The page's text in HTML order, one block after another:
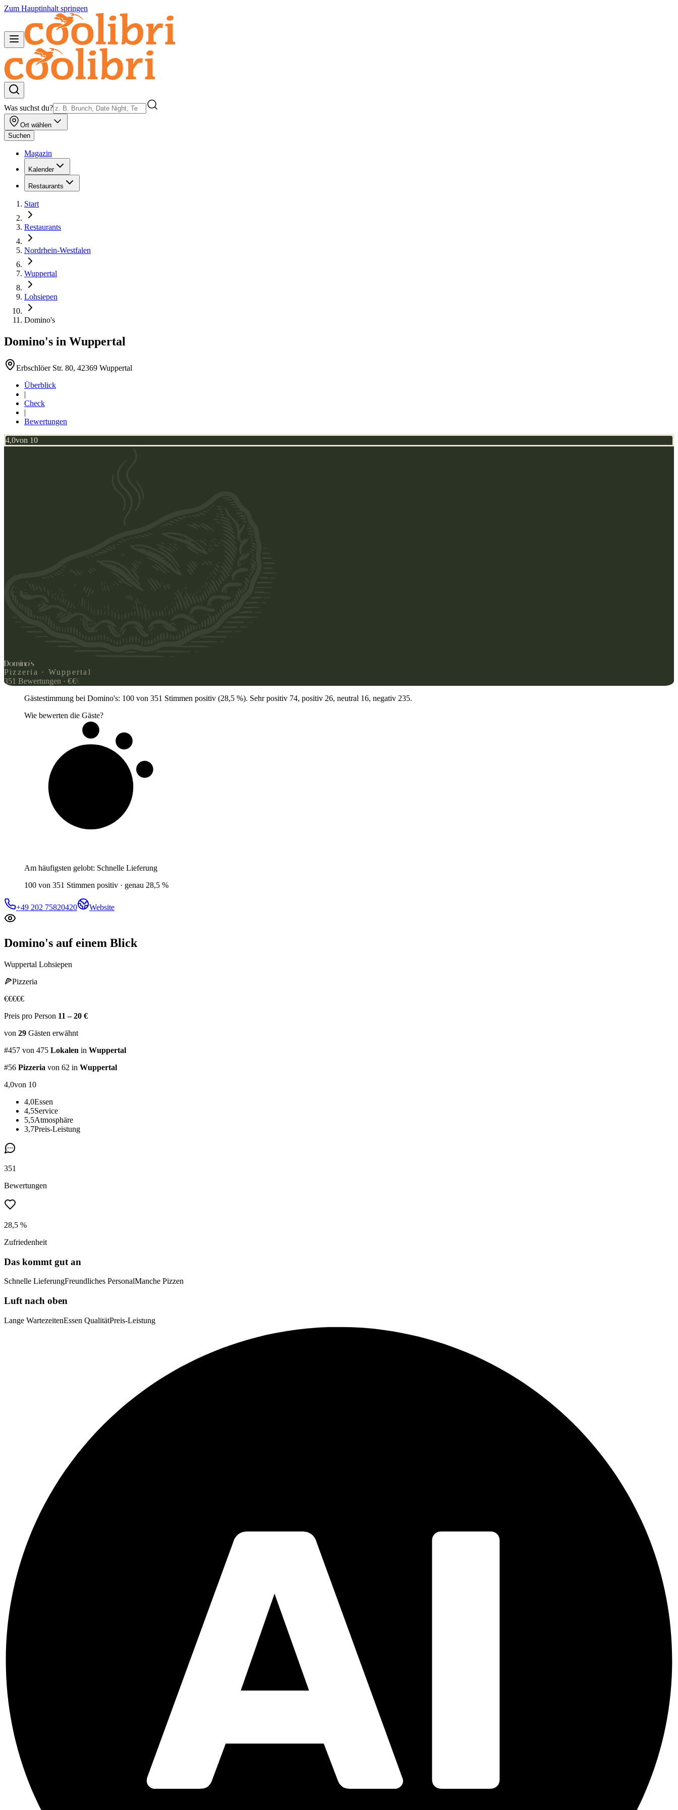
Zum Hauptinhalt springen
Was suchst du?
Ort wählen
Suchen
Magazin
Kalender
Restaurants
Start
Restaurants
Nordrhein-Westfalen
Wuppertal
Lohsiepen
Domino's
Domino's in Wuppertal
Erbschlöer Str. 80, 42369 Wuppertal
Überblick
|
Check
|
Bewertungen
4,0von 10
Domino's
Pizzeria · Wuppertal
351 Bewertungen · €€€
Gästestimmung bei Domino's: 100 von 351 Stimmen positiv (28,5 %). Sehr positiv 74, positiv 26, neutral 16, negativ 235.
Wie bewerten die Gäste?
Am häufigsten gelobt: Schnelle Lieferung
100 von 351 Stimmen positiv · genau 28,5 %
+49 202 75820420 Website
Domino's auf einem Blick
Wuppertal Lohsiepen
🍕Pizzeria
€€€€€
Preis pro Person 11 – 20 €
von 29 Gästen erwähnt
#457 von 475 Lokalen in Wuppertal
#56 Pizzeria von 62 in Wuppertal
4,0von 10
4,0Essen
4,5Service
5,5Atmosphäre
3,7Preis-Leistung
351
Bewertungen
28,5 %
Zufriedenheit
Das kommt gut an
Schnelle LieferungFreundliches PersonalManche Pizzen
Luft nach oben
Lange WartezeitenEssen QualitätPreis-Leistung